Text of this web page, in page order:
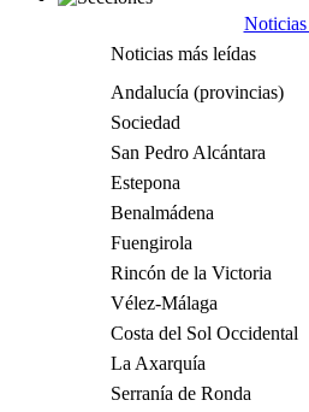
Noticias
Noticias más leídas
Andalucía (provincias)
Sociedad
San Pedro Alcántara
Estepona
Benalmádena
Fuengirola
Rincón de la Victoria
Vélez-Málaga
Costa del Sol Occidental
La Axarquía
Serranía de Ronda